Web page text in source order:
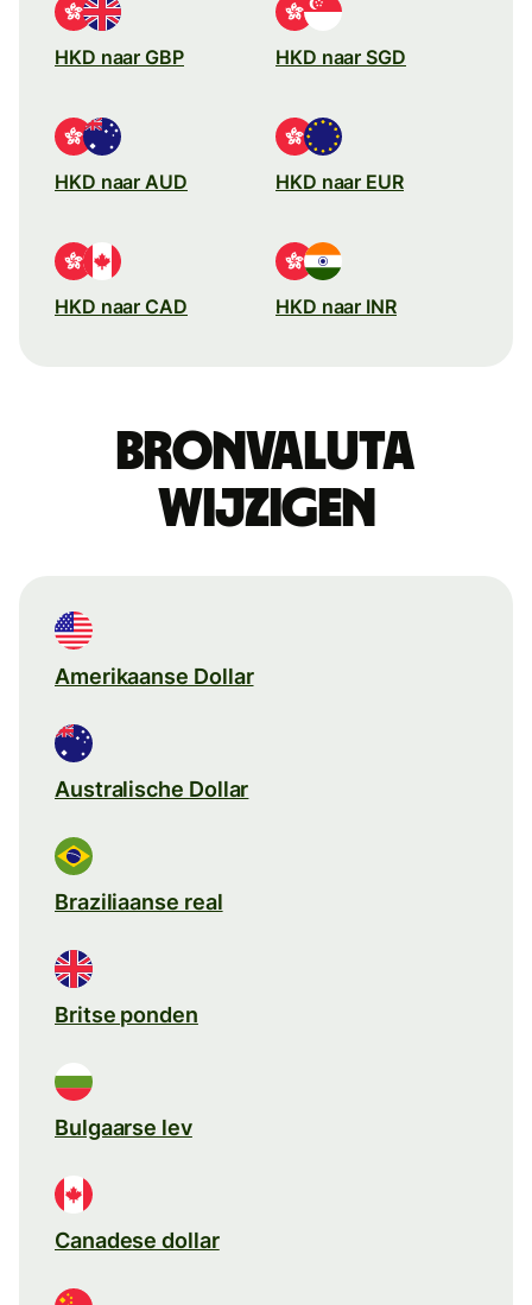
HKD naar GBP HKD naar SGD
HKD naar AUD HKD naar EUR
HKD naar CAD HKD naar INR
Bronvaluta
wijzigen
Amerikaanse Dollar
Australische Dollar
Braziliaanse real
Britse ponden
Bulgaarse lev
Canadese dollar